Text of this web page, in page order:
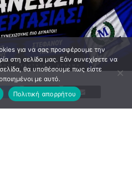
για να σας προσφέρουμε την
στη σελίδα μας. Εάν συνεχίσετε να
σελίδα, θα υποθέσουμε πως είστε
με αυτό.
Πολιτική απορρήτου